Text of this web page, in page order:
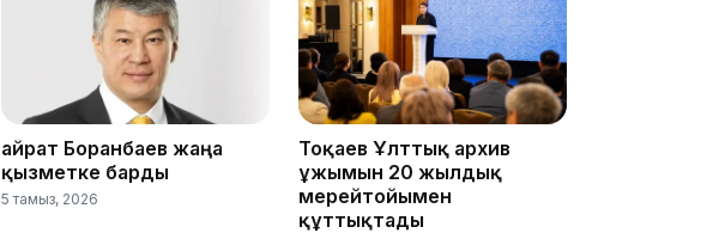
Қайрат Боранбаев жаңа
қызметке барды
5 тамыз, 2026
Тоқаев Ұлттық архив
ұжымын 20 жылдық
мерейтойымен
құттықтады